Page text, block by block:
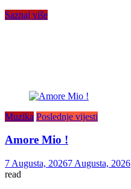
Saznaj više
Muzika Poslednje vijesti
Amore Mio !
7 Augusta, 20267 Augusta, 2026
read